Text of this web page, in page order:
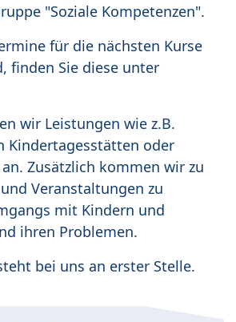
"Soziale Kompetenzen".
für die nächsten Kurse
finden Sie diese unter
wir Leistungen wie z.B.
Kindertagesstätten oder
Zusätzlich kommen wir zu
Veranstaltungen zu
mit Kindern und
ihren Problemen.
bei uns an erster Stelle.